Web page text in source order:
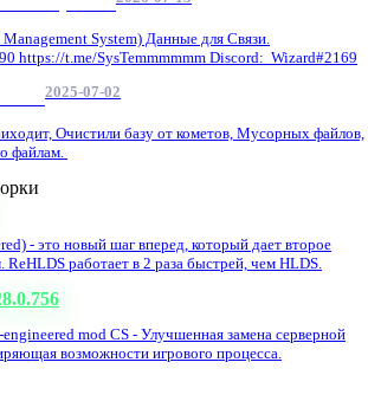
System) Данные для Связи.
https://t.me/SysTemmmmmm Discord: Wizard#2169
2025-07-02
Очистили базу от кометов, Мусорных файлов,
файлам.
- это новый шаг вперед, который дает второе
работает в 2 раза быстрей, чем HLDS.
mod CS - Улучшенная замена серверной
возможности игрового процесса.